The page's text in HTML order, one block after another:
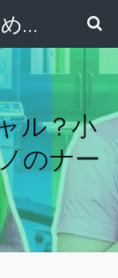
面白いyoutuberのまとめ動画
ル？小
のナー